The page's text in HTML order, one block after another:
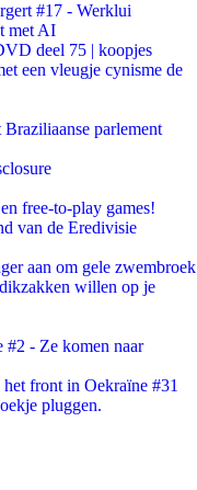
#17 - Werklui
met AI
deel 75 | koopjes
een vleugje cynisme de
parlement
free-to-play games!
van de Eredivisie
aan om gele zwembroek
willen op je
#2 - Ze komen naar
front in Oekraïne #31
pluggen.